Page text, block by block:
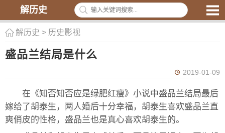
解历史
解历史 > 历史影视
盛品兰结局是什么
2019-01-09
在《知否知否应是绿肥红瘦》小说中盛品兰结局最后
嫁给了胡泰生，两人婚后十分幸福，胡泰生喜欢盛品兰直
爽俏皮的性格，盛品兰也是真心喜欢胡泰生的。